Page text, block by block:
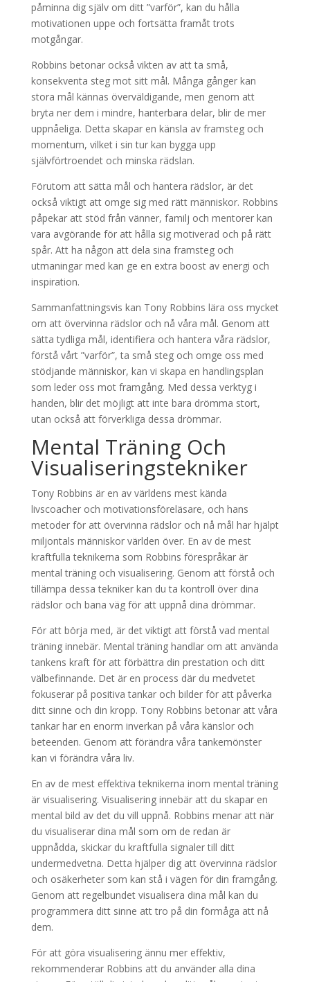
påminna dig själv om ditt ”varför”, kan du hålla
motivationen uppe och fortsätta framåt trots
motgångar.
Robbins betonar också vikten av att ta små,
konsekventa steg mot sitt mål. Många gånger kan
stora mål kännas överväldigande, men genom att
bryta ner dem i mindre, hanterbara delar, blir de mer
uppnåeliga. Detta skapar en känsla av framsteg och
momentum, vilket i sin tur kan bygga upp
självförtroendet och minska rädslan.
Förutom att sätta mål och hantera rädslor, är det
också viktigt att omge sig med rätt människor. Robbins
påpekar att stöd från vänner, familj och mentorer kan
vara avgörande för att hålla sig motiverad och på rätt
spår. Att ha någon att dela sina framsteg och
utmaningar med kan ge en extra boost av energi och
inspiration.
Sammanfattningsvis kan Tony Robbins lära oss mycket
om att övervinna rädslor och nå våra mål. Genom att
sätta tydliga mål, identifiera och hantera våra rädslor,
förstå vårt ”varför”, ta små steg och omge oss med
stödjande människor, kan vi skapa en handlingsplan
som leder oss mot framgång. Med dessa verktyg i
handen, blir det möjligt att inte bara drömma stort,
utan också att förverkliga dessa drömmar.
Mental Träning Och
Visualiseringstekniker
Tony Robbins är en av världens mest kända
livscoacher och motivationsföreläsare, och hans
metoder för att övervinna rädslor och nå mål har hjälpt
miljontals människor världen över. En av de mest
kraftfulla teknikerna som Robbins förespråkar är
mental träning och visualisering. Genom att förstå och
tillämpa dessa tekniker kan du ta kontroll över dina
rädslor och bana väg för att uppnå dina drömmar.
För att börja med, är det viktigt att förstå vad mental
träning innebär. Mental träning handlar om att använda
tankens kraft för att förbättra din prestation och ditt
välbefinnande. Det är en process där du medvetet
fokuserar på positiva tankar och bilder för att påverka
ditt sinne och din kropp. Tony Robbins betonar att våra
tankar har en enorm inverkan på våra känslor och
beteenden. Genom att förändra våra tankemönster
kan vi förändra våra liv.
En av de mest effektiva teknikerna inom mental träning
är visualisering. Visualisering innebär att du skapar en
mental bild av det du vill uppnå. Robbins menar att när
du visualiserar dina mål som om de redan är
uppnådda, skickar du kraftfulla signaler till ditt
undermedvetna. Detta hjälper dig att övervinna rädslor
och osäkerheter som kan stå i vägen för din framgång.
Genom att regelbundet visualisera dina mål kan du
programmera ditt sinne att tro på din förmåga att nå
dem.
För att göra visualisering ännu mer effektiv,
rekommenderar Robbins att du använder alla dina